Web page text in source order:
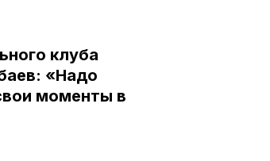
клуба
«Надо
моменты в